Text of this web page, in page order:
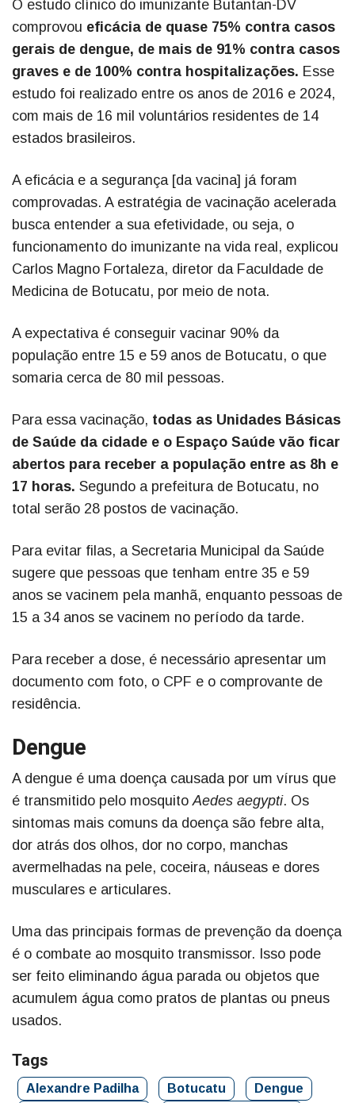
O estudo clínico do imunizante Butantan-DV
comprovou eficácia de quase 75% contra casos
gerais de dengue, de mais de 91% contra casos
graves e de 100% contra hospitalizações. Esse
estudo foi realizado entre os anos de 2016 e 2024,
com mais de 16 mil voluntários residentes de 14
estados brasileiros.
A eficácia e a segurança [da vacina] já foram
comprovadas. A estratégia de vacinação acelerada
busca entender a sua efetividade, ou seja, o
funcionamento do imunizante na vida real, explicou
Carlos Magno Fortaleza, diretor da Faculdade de
Medicina de Botucatu, por meio de nota.
A expectativa é conseguir vacinar 90% da
população entre 15 e 59 anos de Botucatu, o que
somaria cerca de 80 mil pessoas.
Para essa vacinação, todas as Unidades Básicas
de Saúde da cidade e o Espaço Saúde vão ficar
abertos para receber a população entre as 8h e
17 horas. Segundo a prefeitura de Botucatu, no
total serão 28 postos de vacinação.
Para evitar filas, a Secretaria Municipal da Saúde
sugere que pessoas que tenham entre 35 e 59
anos se vacinem pela manhã, enquanto pessoas de
15 a 34 anos se vacinem no período da tarde.
Para receber a dose, é necessário apresentar um
documento com foto, o CPF e o comprovante de
residência.
Dengue
A dengue é uma doença causada por um vírus que
é transmitido pelo mosquitoAedes aegypti. Os
sintomas mais comuns da doença são febre alta,
dor atrás dos olhos, dor no corpo, manchas
avermelhadas na pele, coceira, náuseas e dores
musculares e articulares.
Uma das principais formas de prevenção da doença
é o combate ao mosquito transmissor. Isso pode
ser feito eliminando água parada ou objetos que
acumulem água como pratos de plantas ou pneus
usados.
Tags
Alexandre Padilha Botucatu
Dengue